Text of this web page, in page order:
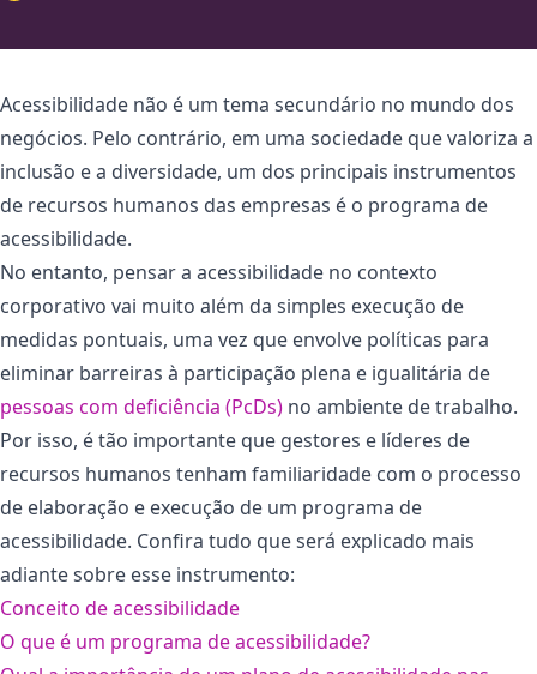
Acessibilidade não é um tema secundário no mundo dos
negócios. Pelo contrário, em uma sociedade que valoriza a
inclusão e a diversidade, um dos principais instrumentos
de recursos humanos das empresas é o programa de
acessibilidade.
No entanto, pensar a acessibilidade no contexto
corporativo vai muito além da simples execução de
medidas pontuais, uma vez que envolve políticas para
eliminar barreiras à participação plena e igualitária de
pessoas com deficiência (PcDs) no ambiente de trabalho.
Por isso, é tão importante que gestores e líderes de
recursos humanos tenham familiaridade com o processo
de elaboração e execução de um programa de
acessibilidade. Confira tudo que será explicado mais
adiante sobre esse instrumento:
Conceito de acessibilidade
O que é um programa de acessibilidade?